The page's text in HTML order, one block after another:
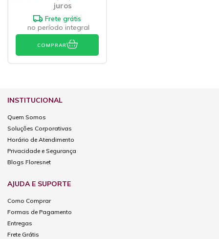
juros
Frete grátis
no período integral
COMPRAR
INSTITUCIONAL
Quem Somos
Soluções Corporativas
Horário de Atendimento
Privacidade e Segurança
Blogs Floresnet
AJUDA E SUPORTE
Como Comprar
Formas de Pagamento
Entregas
Frete Grátis